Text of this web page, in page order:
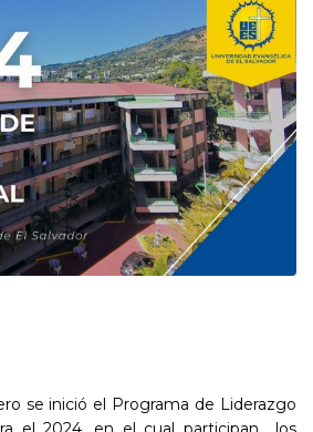
se inició el Programa de Liderazgo